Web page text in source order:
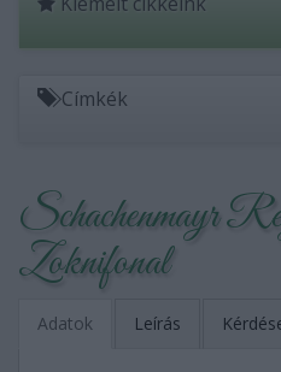
Címkék
Schachenmayr
Zoknifonal
Adatok Leírás